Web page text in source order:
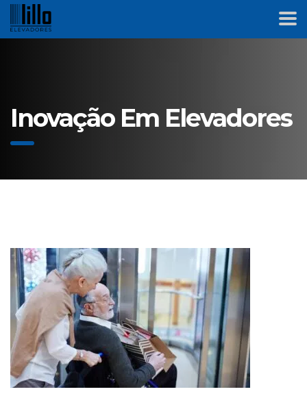
Inovação Em Elevadores